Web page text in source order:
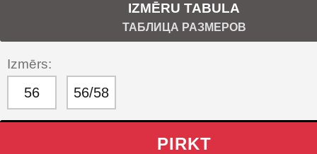
IZMĒRU TABULA
ТАБЛИЦА РАЗМЕРОВ
Izmērs:
56 56/58
PIRKT